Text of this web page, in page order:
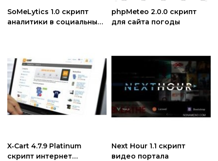
SoMeLytics 1.0 скрипт
аналитики в социальных
phpMeteo 2.0.0 скрипт
для сайта погоды
X‑Cart 4.7.9 Platinum
скрипт интернет
Next Hour 1.1 скрипт
видео портала